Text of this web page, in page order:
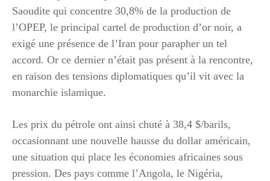
Saoudite qui concentre 30,8% de la production de
l’OPEP, le principal cartel de production d’or noir, a
exigé une présence de l’Iran pour parapher un tel
accord. Or ce dernier n’était pas présent à la rencontre,
en raison des tensions diplomatiques qu’il vit avec la
monarchie islamique.
Les prix du pétrole ont ainsi chuté à 38,4 $/barils,
occasionnant une nouvelle hausse du dollar américain,
une situation qui place les économies africaines sous
pression. Des pays comme l’Angola, le Nigéria,